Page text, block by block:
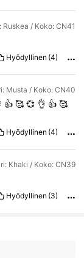
Ruskea / Koko: CN41
Hyödyllinen (4)
Musta / Koko: CN40
👍 🥰 💞 👌 👍 🥰
Hyödyllinen (4)
Khaki / Koko: CN39
Hyödyllinen (3)